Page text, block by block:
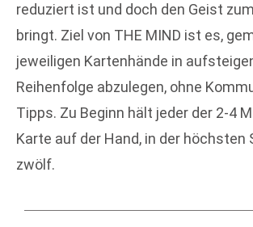
reduziert ist und doch den Geist
bringt. Ziel von THE MIND ist es,
jeweiligen Kartenhände in
Reihenfolge abzulegen, ohne
Tipps. Zu Beginn hält jeder der 2-4
Karte auf der Hand, in der höchsten
zwölf.